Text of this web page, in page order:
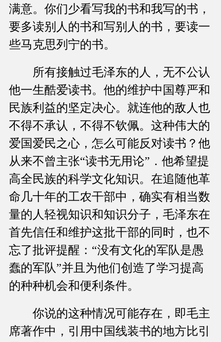
满意。你们少看写我的书和我写的书，
要多读别人的书和写别人的书，要读一
些马克思列宁的书。
所有接触过毛泽东的人，无不公认
他一生酷爱读书。他的维护中国尊严和
民族利益的坚定决心。就连他的敌人也
不得不承认，不得不钦佩。这种伟大的
爱国爱民之心，怎么可能反对读书？他
从来不曾主张“读书无用论”．他希望提
高全民族的科学文化知识。在追随他革
命几十年的工农干部中，确实有相当数
量的人轻视知识和知识分子，毛泽东在
首先信任和维护这批干部的同时，也不
忘了批评提醒：“没有文化的军队是愚
蠢的军队”并且为他们创造了学习提高
的种种机会和便利条件。
你说的这种情况可能存在，即毛主
席著作中，引用中国线装书的地方比引